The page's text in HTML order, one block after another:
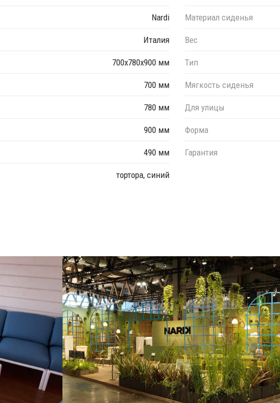
Nardi
Италия
700х780х900 мм
700 мм
780 мм
900 мм
490 мм
тортора, синий
Материал сиденья
Вес
Тип
Мягкость сиденья
Для улицы
Форма
Гарантия